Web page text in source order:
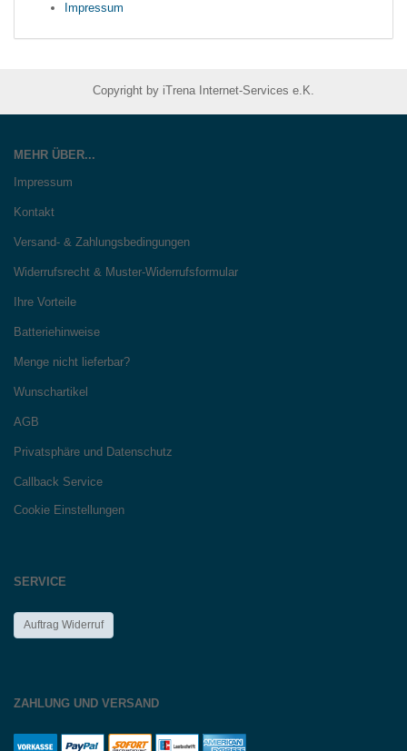
Impressum
Copyright by iTrena Internet-Services e.K.
MEHR ÜBER...
Impressum
Kontakt
Versand- & Zahlungsbedingungen
Widerrufsrecht & Muster-Widerrufsformular
Ihre Vorteile
Batteriehinweise
Menge nicht lieferbar?
Wunschartikel
AGB
Privatsphäre und Datenschutz
Callback Service
Cookie Einstellungen
SERVICE
Auftrag Widerruf
ZAHLUNG UND VERSAND